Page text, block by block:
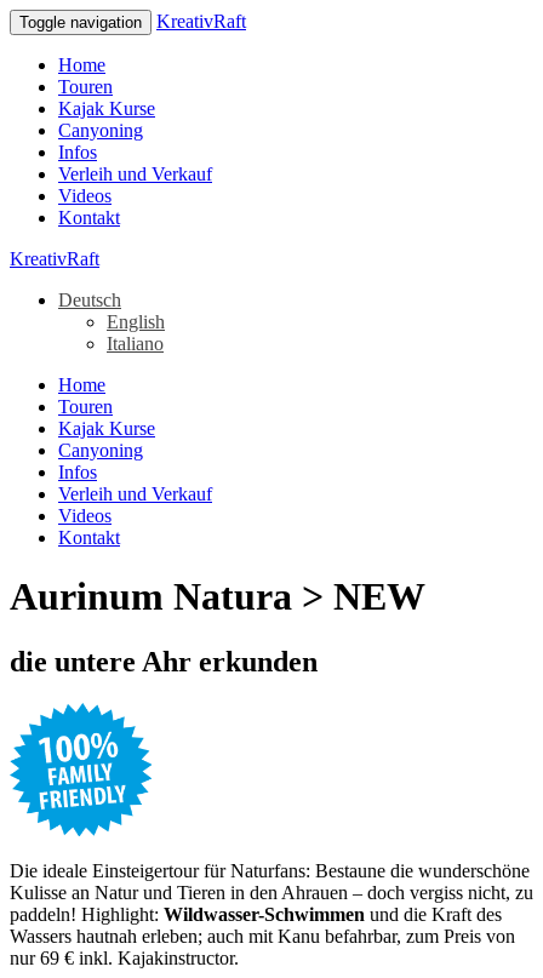
Toggle navigation KreativRaft
Home
Touren
Kajak Kurse
Canyoning
Infos
Verleih und Verkauf
Videos
Kontakt
KreativRaft
Deutsch
English
Italiano
Home
Touren
Kajak Kurse
Canyoning
Infos
Verleih und Verkauf
Videos
Kontakt
Aurinum Natura > NEW
die untere Ahr erkunden
Die ideale Einsteigertour für Naturfans: Bestaune die wunderschöne
Kulisse an Natur und Tieren in den Ahrauen – doch vergiss nicht, zu
paddeln! Highlight: Wildwasser-Schwimmen und die Kraft des
Wassers hautnah erleben; auch mit Kanu befahrbar, zum Preis von
nur 69 € inkl. Kajakinstructor.